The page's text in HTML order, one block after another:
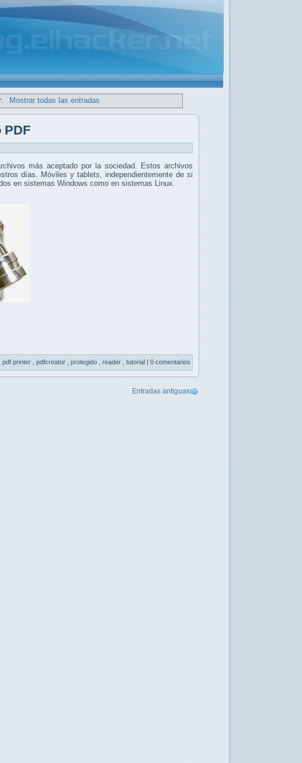
Mostrar todas las entradas
PDF
más aceptado por la sociedad. Estos archivos
días. Móviles y tablets, independientemente de si
en sistemas Windows como en sistemas Linux.
pdf printer pdfcreator protegido reader tutorial | 0 comentarios
Entradas antiguas